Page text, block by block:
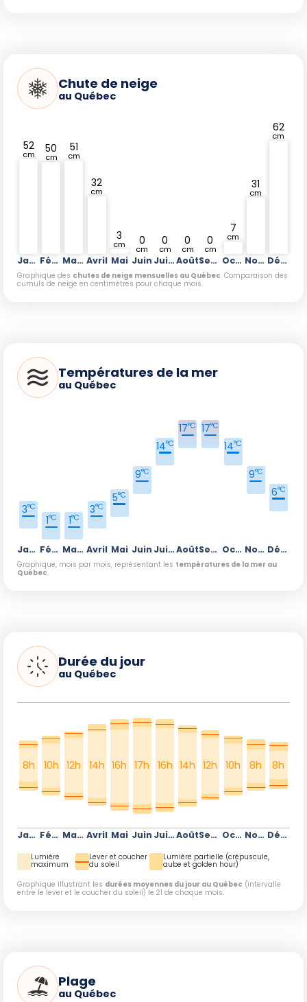
Chute de neige
au Québec
Janvier
52
cm
Février
50
cm
Mars
51
cm
Avril
32
cm
Mai
3
cm
Juin
0
cm
Juillet
0
cm
Août
0
cm
Septembre
0
cm
Octobre
7
cm
Novembre
31
cm
Décembre
62
cm
Graphique des chutes de neige mensuelles au Québec. Comparaison des
cumuls de neige en centimètres pour chaque mois.
Températures de la mer
au Québec
Janvier
3°C
Février
1°C
Mars
1°C
Avril
3°C
Mai
5°C
Juin
9°C
Juillet
14°C
Août
17°C
Septembre
17°C
Octobre
14°C
Novembre
9°C
Décembre
6°C
Graphique, mois par mois, représentant les températures de la mer au
Québec.
Durée du jour
au Québec
Janvier
8h
Février
10h
Mars
12h
Avril
14h
Mai
16h
Juin
17h
Juillet
16h
Août
14h
Septembre
12h
Octobre
10h
Novembre
8h
Décembre
8h
Lumière
maximum
Lever et coucher
du soleil
Lumière partielle (crépuscule,
aube et golden hour)
Graphique illustrant les durées moyennes du jour au Québec (intervalle
entre le lever et le coucher du soleil) le 21 de chaque mois.
Plage
au Québec